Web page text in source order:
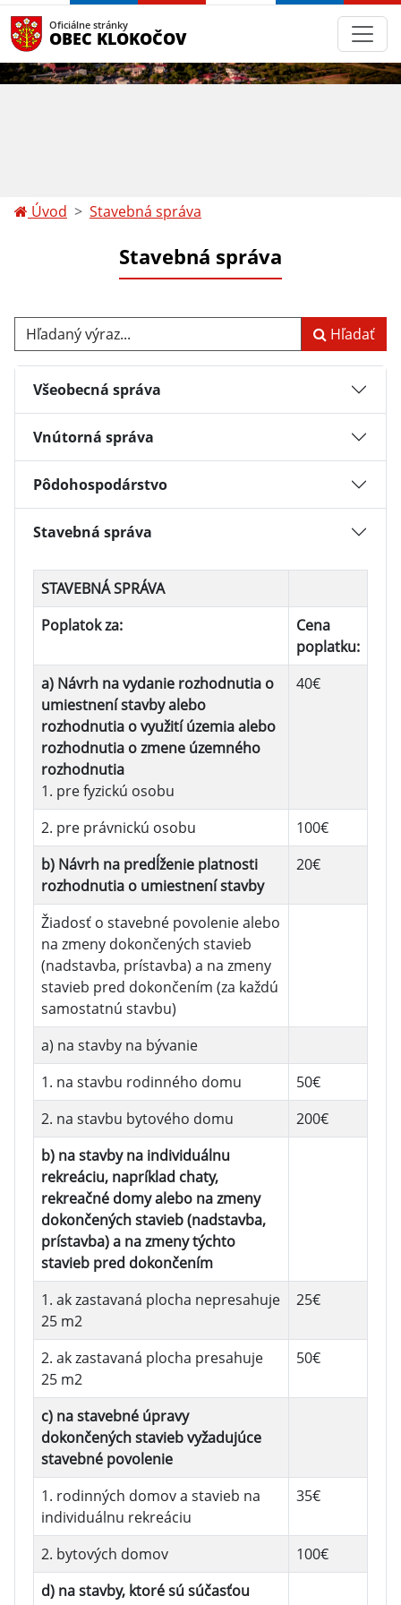
Oficiálne stránky
OBEC KLOKOČOV
Úvod Stavebná správa
Stavebná správa
Hľadaný výraz... Hľadať
Všeobecná správa
Vnútorná správa
Pôdohospodárstvo
Stavebná správa
STAVEBNÁ SPRÁVA
Poplatok za:
Cena
poplatku:
a) Návrh na vydanie rozhodnutia o
umiestnení stavby alebo
rozhodnutia o využití územia alebo
rozhodnutia o zmene územného
rozhodnutia
1. pre fyzickú osobu
40€
2. pre právnickú osobu
100€
b) Návrh na predĺženie platnosti
rozhodnutia o umiestnení stavby
20€
Žiadosť o stavebné povolenie alebo
na zmeny dokončených stavieb
(nadstavba, prístavba) a na zmeny
stavieb pred dokončením (za každú
samostatnú stavbu)
a) na stavby na bývanie
1. na stavbu rodinného domu
50€
2. na stavbu bytového domu
200€
b) na stavby na individuálnu
rekreáciu, napríklad chaty,
rekreačné domy alebo na zmeny
dokončených stavieb (nadstavba,
prístavba) a na zmeny týchto
stavieb pred dokončením
1. ak zastavaná plocha nepresahuje
25 m2
25€
2. ak zastavaná plocha presahuje
25 m2
50€
c) na stavebné úpravy
dokončených stavieb vyžadujúce
stavebné povolenie
1. rodinných domov a stavieb na
individuálnu rekreáciu
35€
2. bytových domov
100€
d) na stavby, ktoré sú súčasťou